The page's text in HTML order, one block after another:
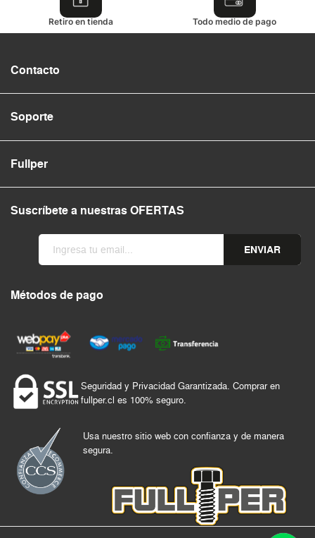
Retiro en tienda Todo medio de pago
Contacto
Soporte
Fullper
Suscríbete a nuestras OFERTAS
ENVIAR
Métodos de pago
Seguridad y Privacidad Garantizada. Comprar en
fullper.cl es 100% seguro.
Usa nuestro sitio web con confianza y de manera
segura.